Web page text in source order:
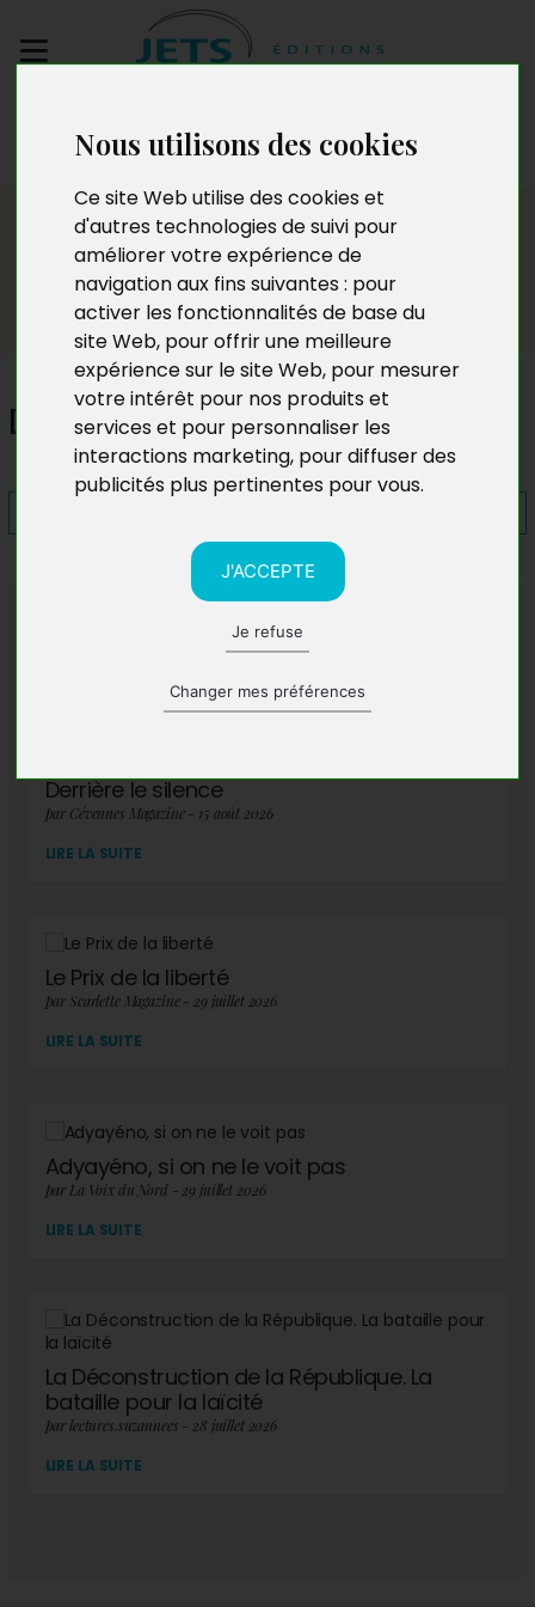
Nous utilisons des cookies
Ce site Web utilise des cookies et
d'autres technologies de suivi pour
améliorer votre expérience de
navigation aux fins suivantes : pour
activer les fonctionnalités de base du
site Web, pour offrir une meilleure
expérience sur le site Web, pour mesurer
votre intérêt pour nos produits et
services et pour personnaliser les
interactions marketing, pour diffuser des
publicités plus pertinentes pour vous.
J'ACCEPTE
Je refuse
Changer mes préférences
manuscrit
Presse
De la clémence à la rigueur
A lire également
Derrière le silence
par Cévennes Magazine - 15 août 2026
LIRE LA SUITE
Le Prix de la liberté
par Scarlette Magazine - 29 juillet 2026
LIRE LA SUITE
Adyayéno, si on ne le voit pas
par La Voix du Nord - 29 juillet 2026
LIRE LA SUITE
La Déconstruction de la République. La
bataille pour la laïcité
par lectures.suzannees - 28 juillet 2026
LIRE LA SUITE